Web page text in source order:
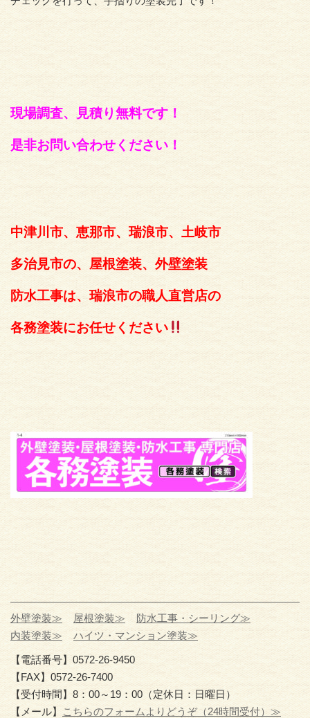
現場調査、見積り無料です！
是非お問い合わせください！
中津川市、恵那市、瑞浪市、土岐市
多治見市の、屋根塗装、外壁塗装
防水工事は、瑞浪市の職人直営店の
各務塗装にお任せください
外壁塗装≫ 屋根塗装≫
防水工事・シーリング≫
内装塗装≫
ハイツ・マンション塗装≫
【電話番号】0572-26-9450
【FAX】0572-26-7400
【受付時間】8：00～19：00（定休日：日曜日）
【メール】
こちらのフォームよりどうぞ（24時間受付）≫